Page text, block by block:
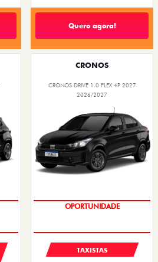
Quero agora!
CRONOS
CRONOS DRIVE 1.0 FLEX 4P 2027
2026/2027
OPORTUNIDADE
TAXISTAS